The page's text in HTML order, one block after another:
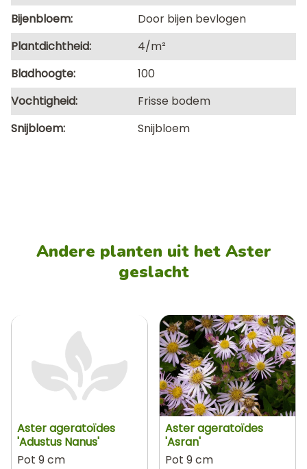
Bijenbloem
Door bijen bevlogen
Plantdichtheid
4/m²
Bladhoogte
100
Vochtigheid
Frisse bodem
Snijbloem
Snijbloem
Andere planten uit het Aster
geslacht
Aster ageratoïdes
'Adustus Nanus'
Pot 9 cm
Aster ageratoïdes
'Asran'
Pot 9 cm